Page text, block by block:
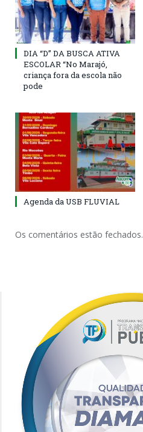
DIA “D” DA BUSCA ATIVA
ESCOLAR “No Marajó,
criança fora da escola não
pode
Agenda da USB FLUVIAL
Os comentários estão fechados.